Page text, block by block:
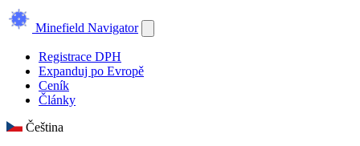
Minefield Navigator
Registrace DPH
Expanduj po Evropě
Ceník
Články
Čeština